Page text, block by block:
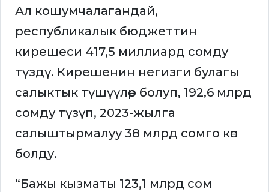
Ал кошумчалагандай,
республикалык бюджеттин
кирешеси 417,5 миллиард сомду
түздү. Кирешенин негизги булагы
салыктык түшүүлөр болуп, 192,6 млрд
сомду түзүп, 2023-жылга
салыштырмалуу 38 млрд сомго көп
болду.
“Бажы кызматы 123,1 млрд сом